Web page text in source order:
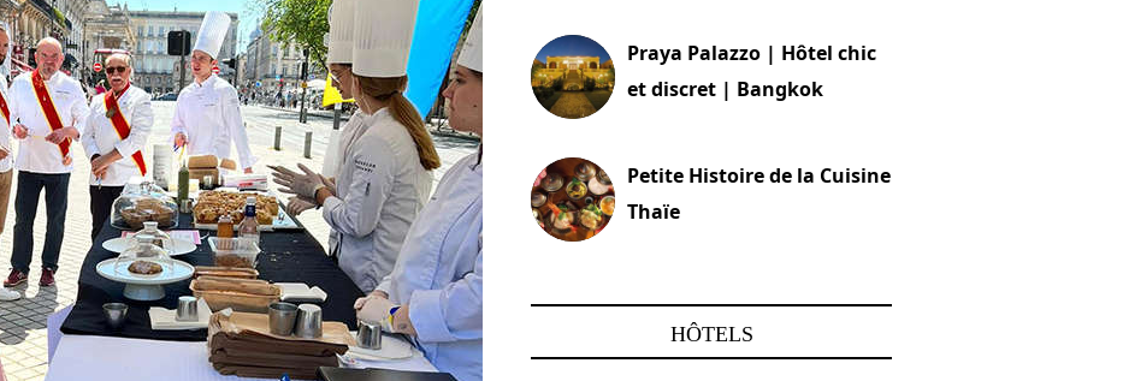
Praya Palazzo | Hôtel chic
et discret | Bangkok
Petite Histoire de la Cuisine
Thaïe
HÔTELS